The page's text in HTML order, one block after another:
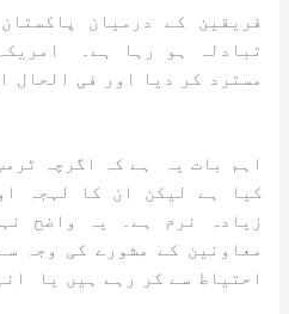
فریقین کے درمیان
تبادلہ ہو رہا ہے۔
مسترد کر دیا اور فی الحال
اہم بات یہ ہے کہ اگرچہ
کیا ہے لیکن ان کا لہجہ
زیادہ نرم ہے۔ یہ واضح
معاونین کے مشورے کی وجہ
احتیاط سے کر رہے ہیں یا